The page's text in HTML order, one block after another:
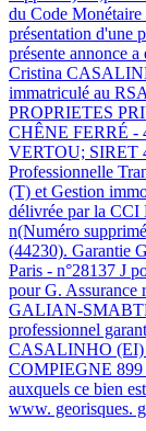
du Code
présentation d'une
présente annonce
Cristina
immatriculé au
PROPRIETES
CHÊNE FERRÉ -
VERTOU; SIRET
Professionnelle
(T) et Gestion
délivrée par la CCI
n(Numéro
(44230). Garantie
Paris - n°28137 J
pour G. Assurance
GALIAN-SMABTP
professionnel
CASALINHO (EI)
COMPIEGNE 899
auxquels ce bien
www. georisques.